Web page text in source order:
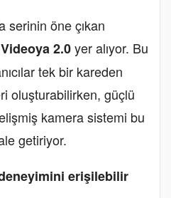
serinin öne çıkan
2.0yer alıyor. Bu
tek bir kareden
oluşturabilirken, güçlü
kamera sistemi bu
getiriyor.
erişilebilir